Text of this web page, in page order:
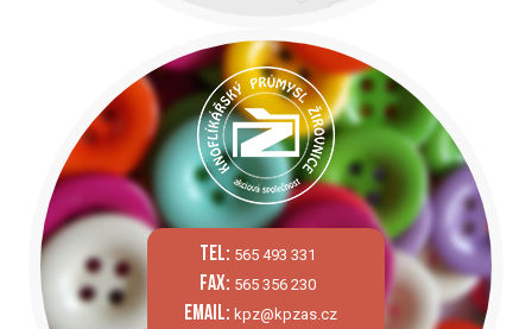
tel: 565 493 331
fax: 565 356 230
email: kpz@kpzas.cz